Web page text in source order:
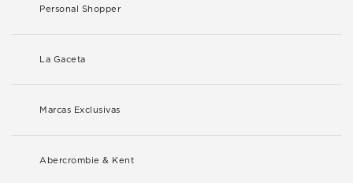
Personal Shopper
La Gaceta
Marcas Exclusivas
Abercrombie & Kent